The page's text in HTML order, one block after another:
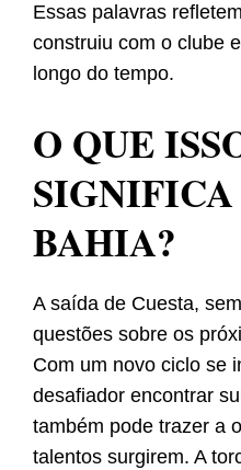
Essas palavras
construiu com o clube
longo do tempo.
O QUE
SIGNIFICA
BAHIA?
A saída de Cuesta,
questões sobre os
Com um novo ciclo se
desafiador encontrar
também pode trazer a
talentos surgirem. A